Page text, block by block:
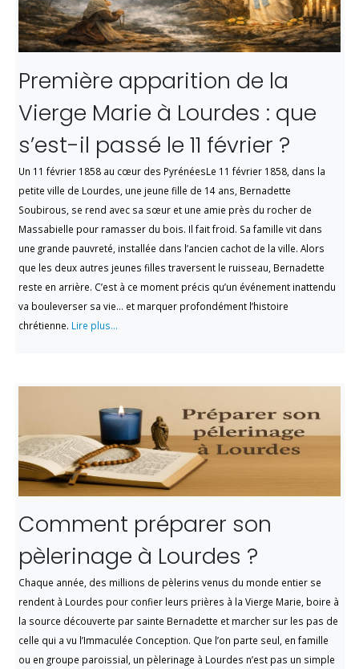
Première apparition de la
Vierge Marie à Lourdes : que
s’est-il passé le 11 février ?
Un 11 février 1858 au cœur des PyrénéesLe 11 février 1858, dans la
petite ville de Lourdes, une jeune fille de 14 ans, Bernadette
Soubirous, se rend avec sa sœur et une amie près du rocher de
Massabielle pour ramasser du bois. Il fait froid. Sa famille vit dans
une grande pauvreté, installée dans l’ancien cachot de la ville. Alors
que les deux autres jeunes filles traversent le ruisseau, Bernadette
reste en arrière. C’est à ce moment précis qu’un événement inattendu
va bouleverser sa vie… et marquer profondément l’histoire
chrétienne. Lire plus...
Comment préparer son
pèlerinage à Lourdes ?
Chaque année, des millions de pèlerins venus du monde entier se
rendent à Lourdes pour confier leurs prières à la Vierge Marie, boire à
la source découverte par sainte Bernadette et marcher sur les pas de
celle qui a vu l’Immaculée Conception. Que l’on parte seul, en famille
ou en groupe paroissial, un pèlerinage à Lourdes n’est pas un simple